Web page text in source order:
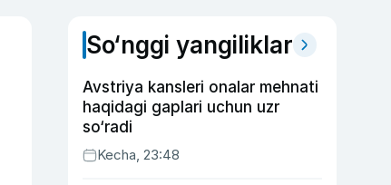
So‘nggi yangiliklar
Avstriya kansleri onalar mehnati
haqidagi gaplari uchun uzr
so‘radi
Kecha, 23:48